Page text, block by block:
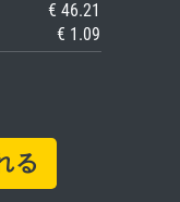
€ 46.21
€ 1.09
る